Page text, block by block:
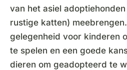
van het asiel
rustige katten)
gelegenheid voor kinderen
te spelen en een goede
dieren om geadopteerd te